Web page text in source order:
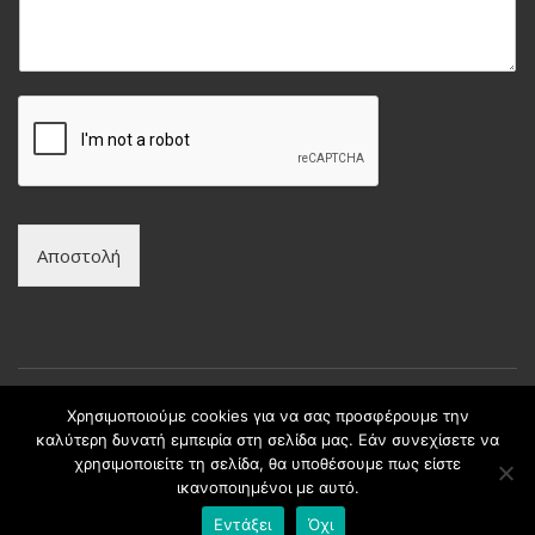
Αποστολή
Copyright © intax.gr All Rights Reserved. | Developed by
Best Cybernetics
Χρησιμοποιούμε cookies για να σας προσφέρουμε την
καλύτερη δυνατή εμπειρία στη σελίδα μας. Εάν συνεχίσετε να
χρησιμοποιείτε τη σελίδα, θα υποθέσουμε πως είστε
ικανοποιημένοι με αυτό.
Εντάξει
Όχι